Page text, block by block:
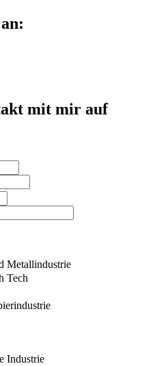
mit mir auf
Metallindustrie
Tech
Industrie